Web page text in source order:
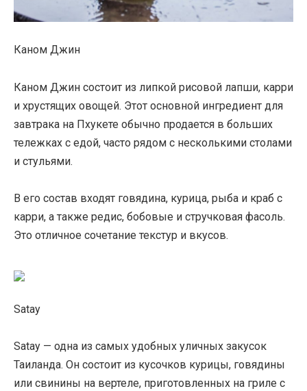
Каном Джин
Каном Джин состоит из липкой рисовой лапши, карри
и хрустящих овощей. Этот основной ингредиент для
завтрака на Пхукете обычно продается в больших
тележках с едой, часто рядом с несколькими столами
и стульями.
В его состав входят говядина, курица, рыба и краб с
карри, а также редис, бобовые и стручковая фасоль.
Это отличное сочетание текстур и вкусов.
Satay
Satay — одна из самых удобных уличных закусок
Таиланда. Он состоит из кусочков курицы, говядины
или свинины на вертеле, приготовленных на гриле с